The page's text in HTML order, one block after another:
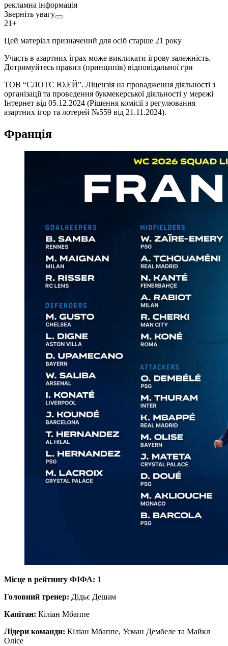
рекламна інформація
Зверніть увагу
21+
Цей матеріал призначений для осіб старше 21 року
Участь в азартних іграх може викликати ігрову залежність.
Дотримуйтесь правил (принципів) відповідальної гри
ТОВ “СЛОТС Ю.ЕЙ”. Ліцензія на провадження діяльності з
організації та проведення букмекерської діяльності у мережі
Інтернет від 05.12.2024 (Рішення комісії з регулювання
азартних ігор та лотерей №559 від 21.11.2024).
Франція
Місце в рейтингу ФІФА: 1
Головний тренер: Дідьє Дешам
Капітан: Кіліан Мбаппе
Лідери команди: Кіліан Мбаппе, Усман Дембеле та Майкл
Олісе